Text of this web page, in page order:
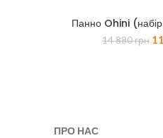
Панно Ohini
14 880грн
ПРО НАС